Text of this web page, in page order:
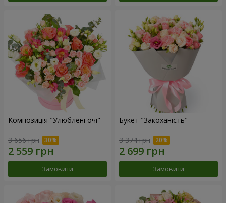
Композиція "Улюблені очі"
3 656 грн
Замовити
Букет "Закоханість"
3 374 грн
Замовити